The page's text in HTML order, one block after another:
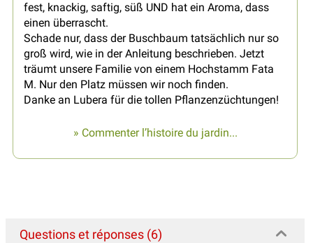
fest, knackig, saftig, süß UND hat ein Aroma, dass
einen überrascht.
Schade nur, dass der Buschbaum tatsächlich nur so
groß wird, wie in der Anleitung beschrieben. Jetzt
träumt unsere Familie von einem Hochstamm Fata
M. Nur den Platz müssen wir noch finden.
Danke an Lubera für die tollen Pflanzenzüchtungen!
» Commenter l’histoire du jardin...
Questions et réponses (6)